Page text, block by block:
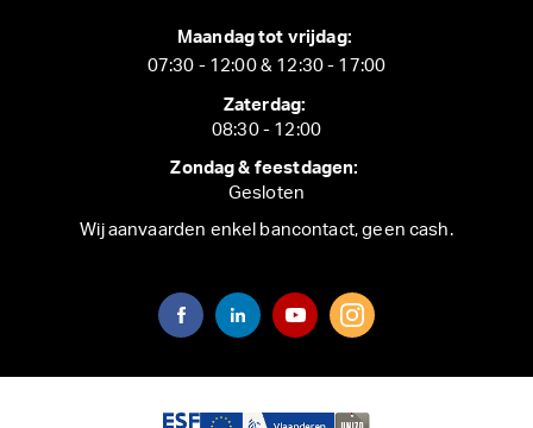
Maandag tot vrijdag:
07:30 - 12:00 & 12:30 - 17:00
Zaterdag:
08:30 - 12:00
Zondag & feestdagen:
Gesloten
Wij aanvaarden enkel bancontact, geen cash.